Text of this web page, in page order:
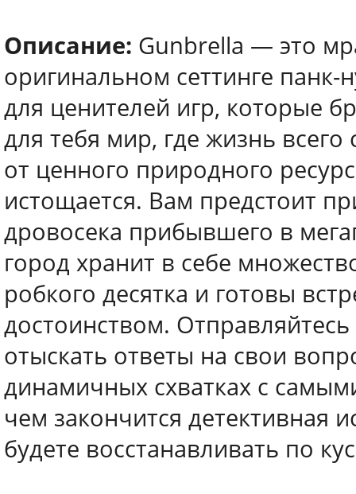
Описание: Gunbrella — это
оригинальном сеттинге
для ценителей игр, которые
для тебя мир, где жизнь
от ценного природного
истощается. Вам предстоит
дровосека прибывшего в
город хранит в себе
робкого десятка и готовы
достоинством.
отыскать ответы на свои
динамичных схватках с
чем закончится детективная
будете восстанавливать по